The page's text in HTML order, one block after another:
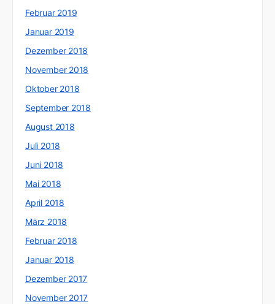
Februar 2019
Januar 2019
Dezember 2018
November 2018
Oktober 2018
September 2018
August 2018
Juli 2018
Juni 2018
Mai 2018
April 2018
März 2018
Februar 2018
Januar 2018
Dezember 2017
November 2017